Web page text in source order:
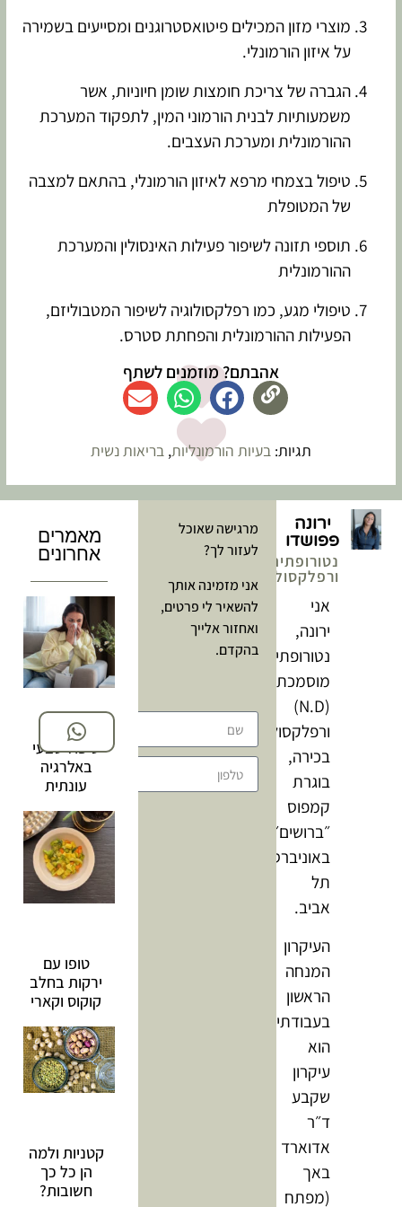
מוצרי מזון המכילים פיטואסטרוגנים ומסייעים בשמירה
על איזון הורמונלי.
הגברה של צריכת חומצות שומן חיוניות, אשר
משמעותיות לבנית הורמוני המין, לתפקוד המערכת
ההורמונלית ומערכת העצבים.
טיפול בצמחי מרפא לאיזון הורמונלי, בהתאם למצבה
של המטופלת
תוספי תזונה לשיפור פעילות האינסולין והמערכת
ההורמונלית
טיפולי מגע, כמו רפלקסולוגיה לשיפור המטבוליזם,
הפעילות ההורמונלית והפחתת סטרס.
אהבתם? מוזמנים לשתף
תגיות: בעיות הורמונליות, בריאות נשית
ירונה
פפושדו
נטורופתית
ורפלקסולוגית
אני
ירונה,
נטורופתית
מוסמכת
(N.D)
ורפלקסולוגית
בכירה,
בוגרת
קמפוס
״ברושים״
באוניברסיטת
תל
אביב.
העיקרון
המנחה
הראשון
בעבודתי
הוא
עיקרון
שקבע
ד״ר
אדוארד
באך
(מפתח
מרגישה שאוכל
לעזור לך?
אני מזמינה אותך
להשאיר לי פרטים,
ואחזור אלייך
בהקדם.
שליחה
מאמרים
אחרונים
טיפול טבעי
באלרגיה
עונתית
טופו עם
ירקות בחלב
קוקוס וקארי
קטניות ולמה
הן כל כך
חשובות?